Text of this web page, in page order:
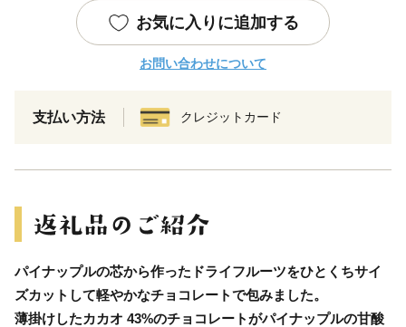
お気に入りに追加する
お問い合わせについて
支払い方法 クレジットカード
パイナップルの芯から作ったドライフルーツをひとくちサイ
ズカットして軽やかなチョコレートで包みました。
薄掛けしたカカオ 43%のチョコレートがパイナップルの甘酸